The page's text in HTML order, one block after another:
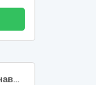
Послуга з харчування та проживання на навчально-тренувальних зборах з кікбоксингу WAKO (музичні форми)